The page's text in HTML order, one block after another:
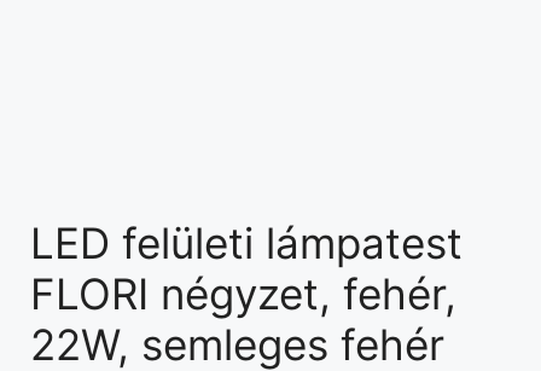
LED felületi lámpatest
FLORI négyzet, fehér,
22W, semleges fehér